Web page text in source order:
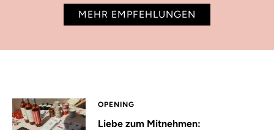
MEHR EMPFEHLUNGEN
OPENING
Liebe zum Mitnehmen: